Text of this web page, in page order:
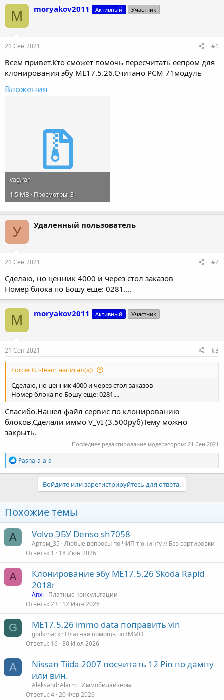
т
о
е
м
ы
т
л
а
M moryakov2011 Активный Участник
21 Сен 2021 #1
Всем привет.Кто сможет помочь пересчитать еепром для
клонирования эбу МЕ17.5.26.Считано PCM 71модуль
Вложения
vag.rar
1.5 MB · Просмотры: 3
У Удаленный пользователь
21 Сен 2021 #2
Сделаю, но ценник 4000 и через стол заказов
Номер блока по Бошу еще: 0281....
M moryakov2011 Активный Участник
21 Сен 2021 #3
Forcer GT-Team написал(а):
Сделаю, но ценник 4000 и через стол заказов
Номер блока по Бошу еще: 0281....
Спасибо.Нашел файл сервис по клонированию
блоков.Сделали иммо V_VI (3.500руб)Тему можно
закрыть.
Последнее редактирование модератором: 21 Сен 2021
Р
е
а
:
Pasha-a-a-a
Войдите или зарегистрируйтесь для ответа.
Похожие темы
А Volvo ЭБУ Denso sh7058
Артем_35 Любые вопросы по ЧИП тюнингу // Без сортировки
Ответы 1 18 Июн 2026
A
Клонирование эбу МЕ17.5.26 Skoda Rapid
2018г
Anxi
Платные консультации
Ответы 23 12 Июн 2026
G МЕ17.5.26 immo data поправить vin
godsmack Платная помощь по IMMO
Ответы 16 30 Июл 2026
A
Nissan Tiida 2007 посчитать 12 Pin по дампу
или вин.
AleksandrAlarm Иммобилайзеры
Ответы 4 20 Фев 2026